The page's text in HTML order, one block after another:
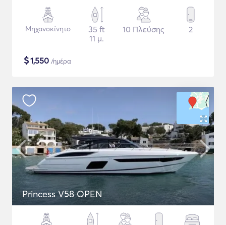
Μηχανοκίνητο
35 ft
11 μ.
10 Πλεύσης 2
$1,550 /ημέρα
Princess V58 OPEN